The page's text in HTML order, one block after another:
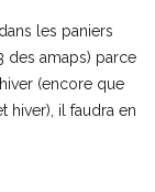
les paniers
des amaps) parce
(encore que
hiver), il faudra en